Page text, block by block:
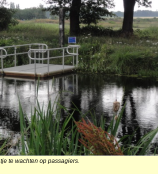
te wachten op passagiers.